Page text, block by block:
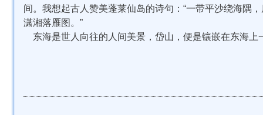
间。我想起古人赞美蓬莱仙岛的诗句：“一带平沙绕海隅
潇湘落雁图。”
东海是世人向往的人间美景，岱山，便是镶嵌在东海上